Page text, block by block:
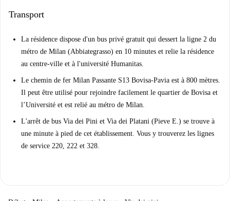
Transport
La résidence dispose d'un bus privé gratuit qui dessert la ligne 2 du
métro de Milan (Abbiategrasso) en 10 minutes et relie la résidence
au centre-ville et à l'université Humanitas.
Le chemin de fer Milan Passante S13 Bovisa-Pavia est à 800 mètres.
Il peut être utilisé pour rejoindre facilement le quartier de Bovisa et
l’Université et est relié au métro de Milan.
L'arrêt de bus Via dei Pini et Via dei Platani (Pieve E.) se trouve à
une minute à pied de cet établissement. Vous y trouverez les lignes
de service 220, 222 et 328.